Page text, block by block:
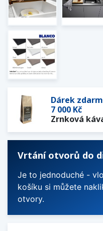
Dárek
7 000 Kč
Zrnková
Vrtání otvorů do
Je to jednoduché -
košíku si můžete
otvory.